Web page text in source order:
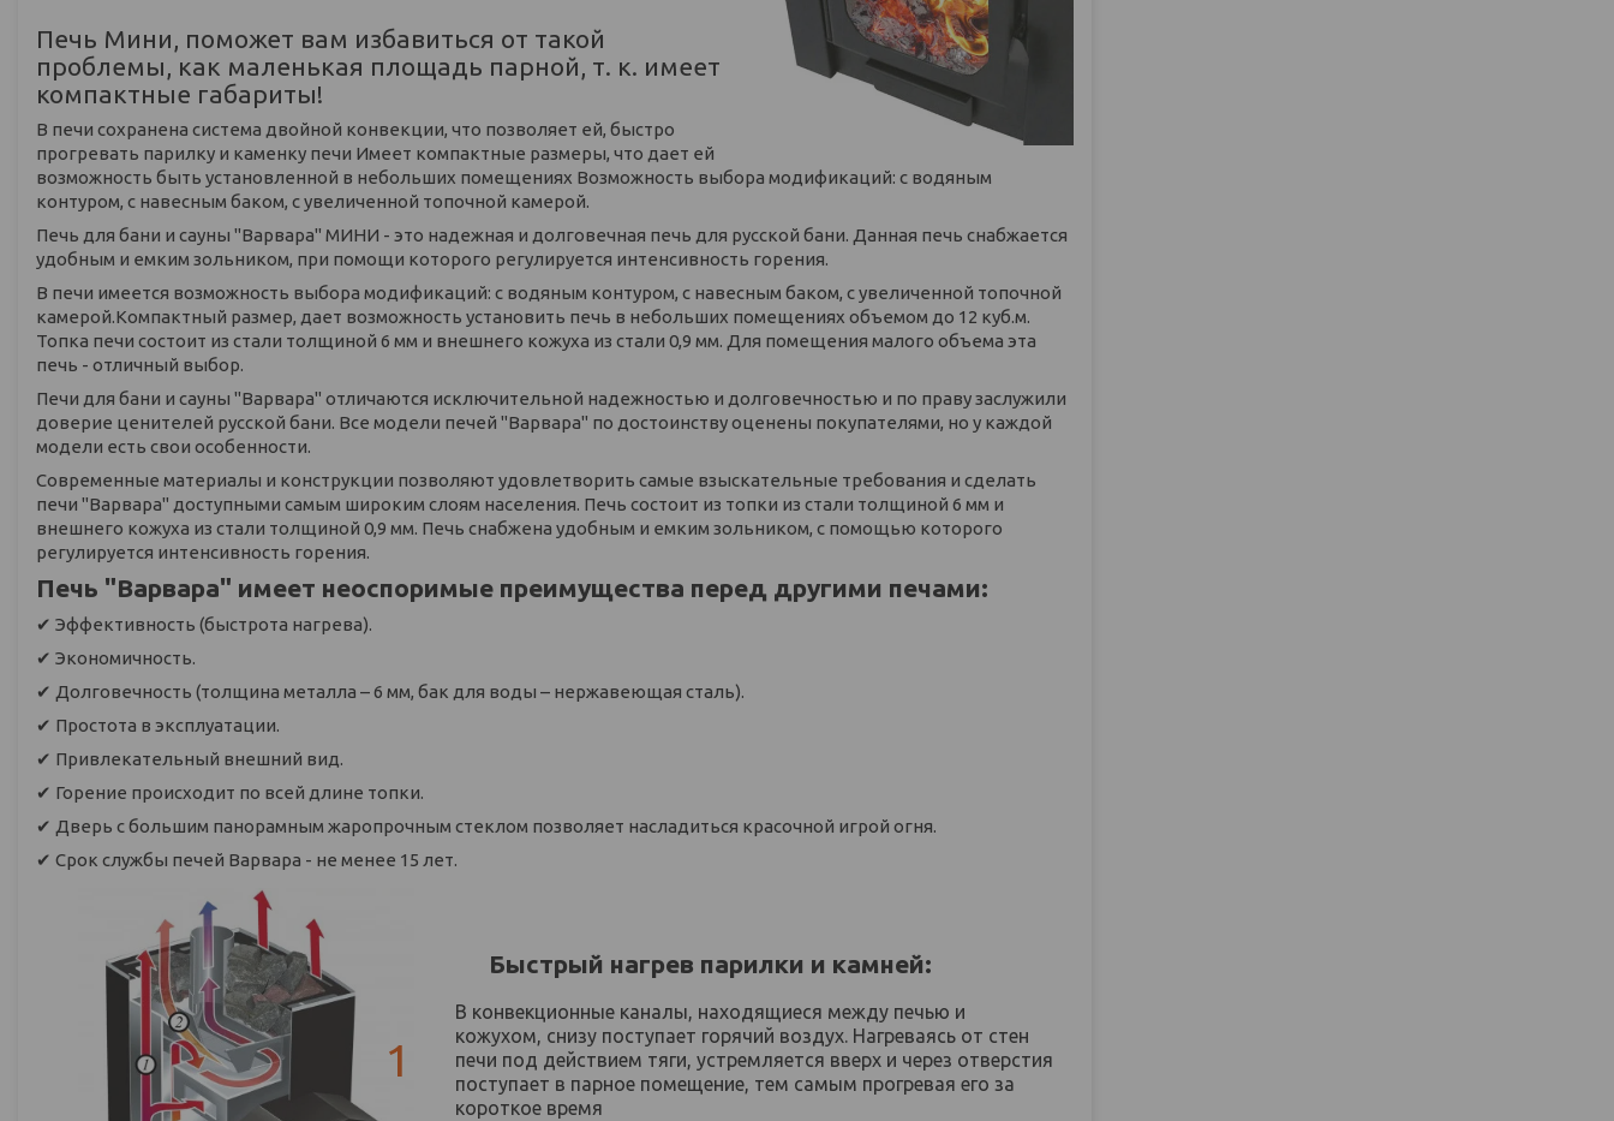
Печь Мини, поможет вам избавиться от такой
проблемы, как маленькая площадь парной, т. к. имеет
компактные габариты!
В печи сохранена система двойной конвекции, что позволяет ей, быстро
прогревать парилку и каменку печи Имеет компактные размеры, что дает ей
возможность быть установленной в небольших помещениях Возможность выбора модификаций: с водяным
контуром, с навесным баком, с увеличенной топочной камерой.
Печь для бани и сауны "Варвара" МИНИ - это надежная и долговечная печь для русской бани. Данная печь снабжается
удобным и емким зольником, при помощи которого регулируется интенсивность горения.
В печи имеется возможность выбора модификаций: с водяным контуром, с навесным баком, с увеличенной топочной
камерой.Компактный размер, дает возможность установить печь в небольших помещениях объемом до 12 куб.м.
Топка печи состоит из стали толщиной 6 мм и внешнего кожуха из стали 0,9 мм. Для помещения малого объема эта
печь - отличный выбор.
Печи для бани и сауны "Варвара" отличаются исключительной надежностью и долговечностью и по праву заслужили
доверие ценителей русской бани. Все модели печей "Варвара" по достоинству оценены покупателями, но у каждой
модели есть свои особенности.
Современные материалы и конструкции позволяют удовлетворить самые взыскательные требования и сделать
печи "Варвара" доступными самым широким слоям населения. Печь состоит из топки из стали толщиной 6 мм и
внешнего кожуха из стали толщиной 0,9 мм. Печь снабжена удобным и емким зольником, с помощью которого
регулируется интенсивность горения.
Печь "Варвара" имеет неоспоримые преимущества перед другими печами:
✔ Эффективность (быстрота нагрева).
✔ Экономичность.
✔ Долговечность (толщина металла – 6 мм, бак для воды – нержавеющая сталь).
✔ Простота в эксплуатации.
✔ Привлекательный внешний вид.
✔ Горение происходит по всей длине топки.
✔ Дверь с большим панорамным жаропрочным стеклом позволяет насладиться красочной игрой огня.
✔ Срок службы печей Варвара - не менее 15 лет.
Быстрый нагрев парилки и камней:
1
В конвекционные каналы, находящиеся между печью и
кожухом, снизу поступает горячий воздух. Нагреваясь от стен
печи под действием тяги, устремляется вверх и через отверстия
поступает в парное помещение, тем самым прогревая его за
короткое время